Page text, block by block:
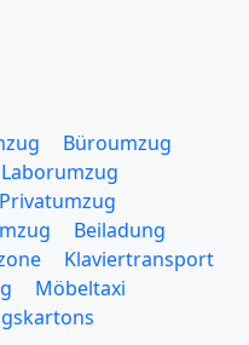
Büroumzug
Laborumzug
Privatumzug
Beiladung
Klaviertransport
Möbeltaxi